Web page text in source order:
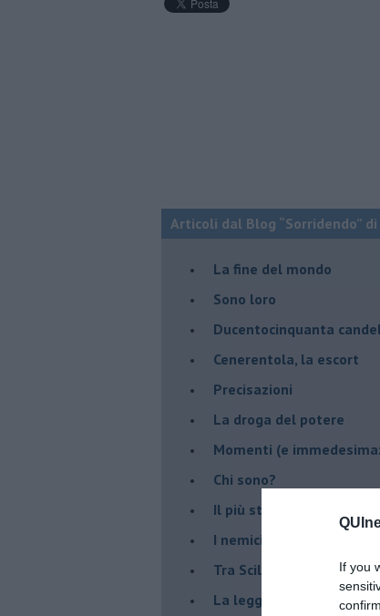
If you
Articoli dal Blog “Sorridendo”
La fine del mondo
Sono loro
Ducentocinquanta
Cenerentola, la escort
Precisazioni
La droga del potere
Momenti (e
Chi sono?
Il più stupido dei mondi
I nemici della verità
Tra Scilla e Cariddi
La legge del più forte